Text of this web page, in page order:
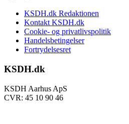
KSDH.dk Redaktionen
Kontakt KSDH.dk
Cookie- og privatlivspolitik
Handelsbetingelser
Fortrydelsesret
KSDH.dk
KSDH Aarhus ApS
CVR: 45 10 90 46